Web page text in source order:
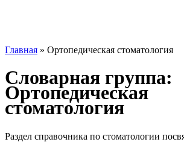
Главная » Ортопедическая стоматология
Словарная группа:
Ортопедическая
стоматология
Раздел справочника по стоматологии